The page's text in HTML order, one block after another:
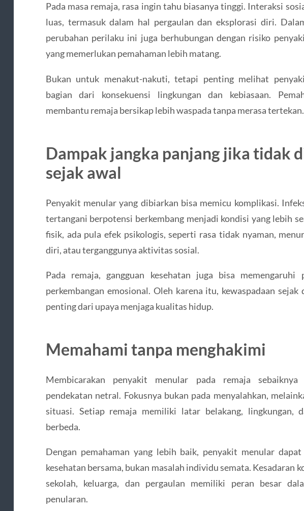
Pada masa remaja, rasa ingin tahu biasanya tinggi. Interaksi
luas, termasuk dalam hal pergaulan dan eksplorasi diri.
perubahan perilaku ini juga berhubungan dengan risiko
yang memerlukan pemahaman lebih matang.
Bukan untuk menakut-nakuti, tetapi penting melihat
bagian dari konsekuensi lingkungan dan kebiasaan.
membantu remaja bersikap lebih waspada tanpa merasa tertekan.
Dampak jangka panjang jika tidak
sejak awal
Penyakit menular yang dibiarkan bisa memicu komplikasi.
tertangani berpotensi berkembang menjadi kondisi yang lebih
fisik, ada pula efek psikologis, seperti rasa tidak nyaman,
diri, atau terganggunya aktivitas sosial.
Pada remaja, gangguan kesehatan juga bisa memengaruhi
perkembangan emosional. Oleh karena itu, kewaspadaan
penting dari upaya menjaga kualitas hidup.
Memahami tanpa menghakimi
Membicarakan penyakit menular pada remaja sebaiknya
pendekatan netral. Fokusnya bukan pada menyalahkan,
situasi. Setiap remaja memiliki latar belakang, lingkungan,
berbeda.
Dengan pemahaman yang lebih baik, penyakit menular
kesehatan bersama, bukan masalah individu semata. Kesadaran
sekolah, keluarga, dan pergaulan memiliki peran besar
penularan.